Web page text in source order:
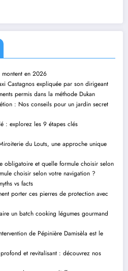
montent en 2026
Castagnos expliquée par son dirigeant
permis dans la méthode Dukan
: Nos conseils pour un jardin secret
: explorez les 9 étapes clés
du Louts, une approche unique
obligatoire et quelle formule choisir selon
choisir selon votre navigation ?
vs facts
porter ces pierres de protection avec
un batch cooking légumes gourmand
de Pépinière Damisèla est le
et revitalisant : découvrez nos